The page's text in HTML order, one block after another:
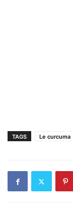
TAGS Le curcuma